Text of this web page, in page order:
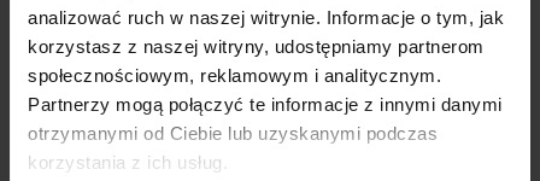
analizować ruch w naszej witrynie. Informacje o tym, jak
korzystasz z naszej witryny, udostępniamy partnerom
społecznościowym, reklamowym i analitycznym.
Partnerzy mogą połączyć te informacje z innymi danymi
otrzymanymi od Ciebie lub uzyskanymi podczas
korzystania z ich usług.